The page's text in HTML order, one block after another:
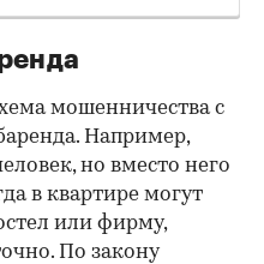
мошенничества с
Например,
но вместо него
в квартире могут
или фирму,
По закону